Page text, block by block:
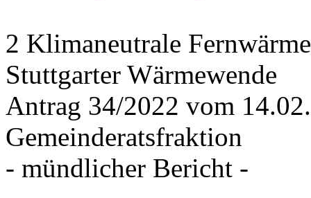
2 Klimaneutrale
Stuttgarter Wärmewende
Antrag 34/2022 vom
Gemeinderatsfraktion
- mündlicher Bericht -